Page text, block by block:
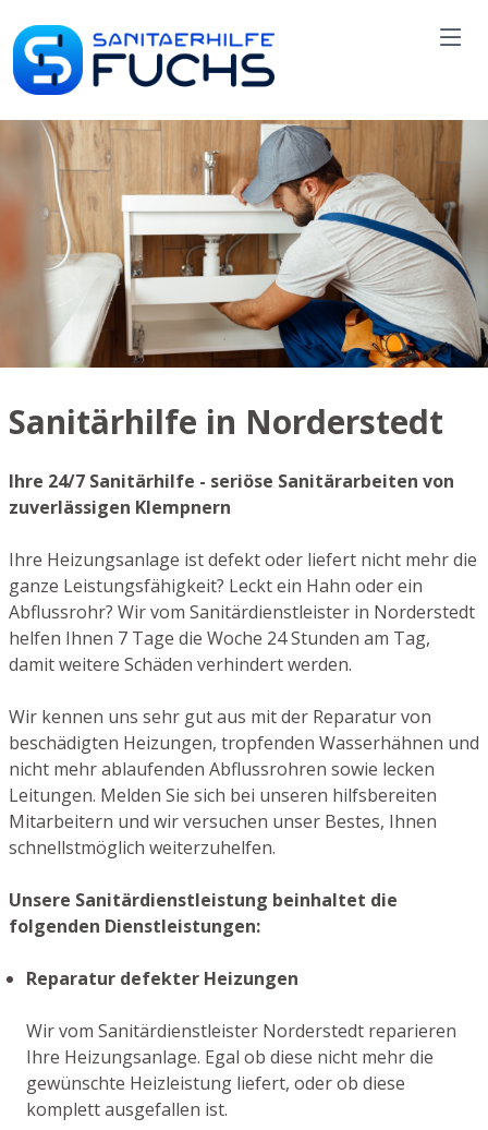
Sanitärhilfe in Norderstedt
Ihre 24/7 Sanitärhilfe - seriöse Sanitärarbeiten von
zuverlässigen Klempnern
Ihre Heizungsanlage ist defekt oder liefert nicht mehr die
ganze Leistungsfähigkeit? Leckt ein Hahn oder ein
Abflussrohr? Wir vom Sanitärdienstleister in Norderstedt
helfen Ihnen 7 Tage die Woche 24 Stunden am Tag,
damit weitere Schäden verhindert werden.
Wir kennen uns sehr gut aus mit der Reparatur von
beschädigten Heizungen, tropfenden Wasserhähnen und
nicht mehr ablaufenden Abflussrohren sowie lecken
Leitungen. Melden Sie sich bei unseren hilfsbereiten
Mitarbeitern und wir versuchen unser Bestes, Ihnen
schnellstmöglich weiterzuhelfen.
Unsere Sanitärdienstleistung beinhaltet die
folgenden Dienstleistungen:
Reparatur defekter Heizungen
Wir vom Sanitärdienstleister Norderstedt reparieren
Ihre Heizungsanlage. Egal ob diese nicht mehr die
gewünschte Heizleistung liefert, oder ob diese
komplett ausgefallen ist.